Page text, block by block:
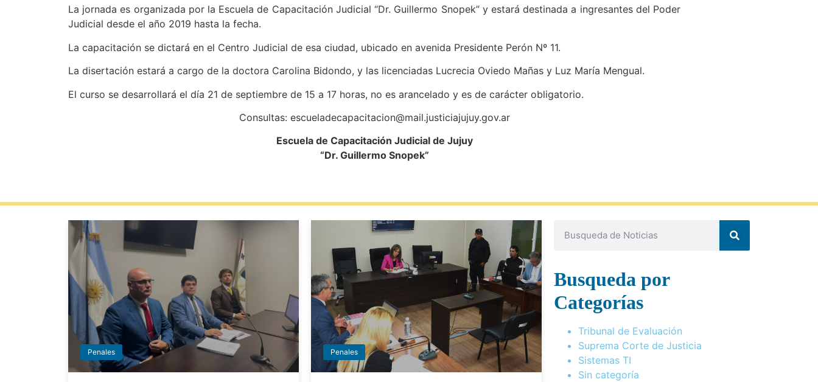
La jornada es organizada por la Escuela de Capacitación Judicial “Dr. Guillermo Snopek” y estará destinada a ingresantes del Poder
Judicial desde el año 2019 hasta la fecha.
La capacitación se dictará en el Centro Judicial de esa ciudad, ubicado en avenida Presidente Perón Nº 11.
La disertación estará a cargo de la doctora Carolina Bidondo, y las licenciadas Lucrecia Oviedo Mañas y Luz María Mengual.
El curso se desarrollará el día 21 de septiembre de 15 a 17 horas, no es arancelado y es de carácter obligatorio.
Consultas: escueladecapacitacion@mail.justiciajujuy.gov.ar
Escuela de Capacitación Judicial de Jujuy
“Dr. Guillermo Snopek”
Penales Penales
Busqueda por
Categorías
Tribunal de Evaluación
Suprema Corte de Justicia
Sistemas TI
Sin categoría